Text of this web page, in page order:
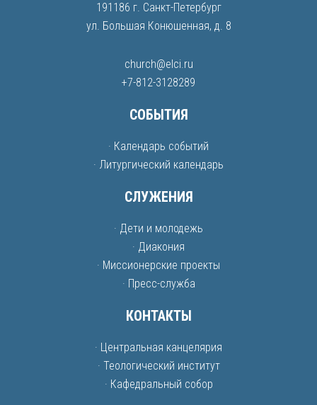
191186 г. Санкт-Петербург
ул. Большая Конюшенная, д. 8
church@elci.ru
+7-812-3128289
СОБЫТИЯ
· Календарь событий
· Литургический календарь
СЛУЖЕНИЯ
· Дети и молодежь
· Диакония
· Миссионерские проекты
· Пресс-служба
КОНТАКТЫ
· Центральная канцелярия
· Теологический институт
· Кафедральный собор